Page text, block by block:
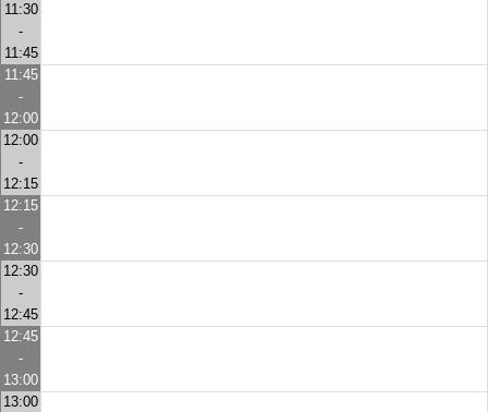
11:30
-
11:45
11:45
-
12:00
12:00
-
12:15
12:15
-
12:30
12:30
-
12:45
12:45
-
13:00
13:00